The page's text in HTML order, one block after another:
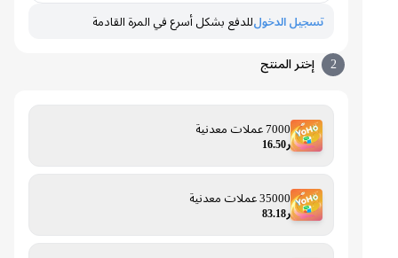
تسجيل الدخول للدفع بشكل أسرع في المرة القادمة
إختر المنتج
7000 عملات معدنية
ر16.50
35000 عملات معدنية
ر83.18